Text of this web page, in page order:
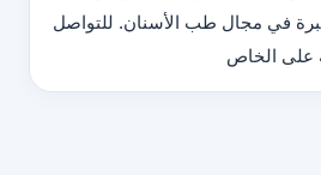
في مجال طب الأسنان. للتواصل
على الخاص